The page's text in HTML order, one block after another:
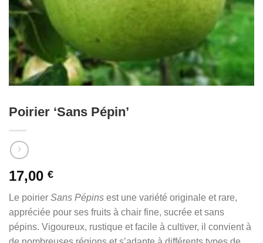
Poirier ‘Sans Pépin’
17,00 €
Le poirier Sans Pépins est une variété originale et rare,
appréciée pour ses fruits à chair fine, sucrée et sans
pépins. Vigoureux, rustique et facile à cultiver, il convient à